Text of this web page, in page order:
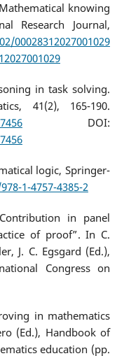
knowing
Research Journal,
00028312027001029
in task solving.
41(2), 165-190.
DOI:
logic, Springer-
1-4757-4385-2
in panel
of proof”. In C.
J. C. Egsgard (Ed.),
Congress on
in mathematics
(Ed.), Handbook of
education (pp.